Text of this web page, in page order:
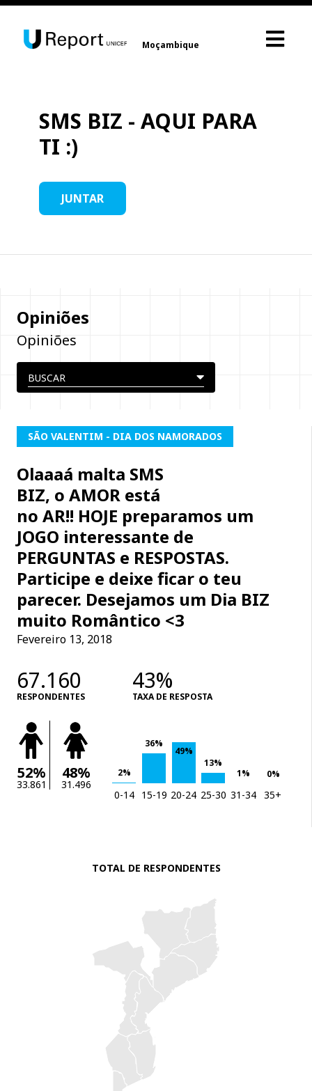
Moçambique
SMS BIZ - AQUI PARA
TI :)
JUNTAR
Opiniões
Opiniões
SÃO VALENTIM - DIA DOS NAMORADOS
Olaaaá malta SMS
BIZ, o AMOR está
no AR!! HOJE preparamos um
JOGO interessante de
PERGUNTAS e RESPOSTAS.
Participe e deixe ficar o teu
parecer. Desejamos um Dia BIZ
muito Romântico <3
Fevereiro 13, 2018
67.160
RESPONDENTES
43%
TAXA DE RESPOSTA
52%
33.861
48%
31.496
2%
36%
49%
13%
1%
0%
0-14 15-19 20-24 25-30 31-34 35+
TOTAL DE RESPONDENTES